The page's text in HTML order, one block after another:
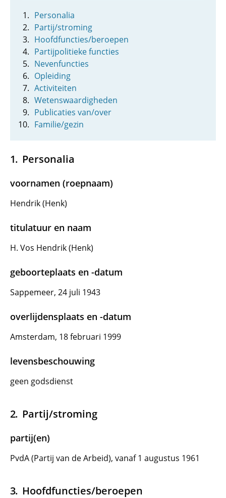
Personalia
Partij/stroming
Hoofdfuncties/beroepen
Partijpolitieke functies
Nevenfuncties
Opleiding
Activiteiten
Wetenswaardigheden
Publicaties van/over
Familie/gezin
Personalia
voornamen (roepnaam)
Hendrik (Henk)
titulatuur en naam
H. Vos Hendrik (Henk)
geboorteplaats en -datum
Sappemeer, 24 juli 1943
overlijdensplaats en -datum
Amsterdam, 18 februari 1999
levensbeschouwing
geen godsdienst
Partij/stroming
partij(en)
PvdA (Partij van de Arbeid), vanaf 1 augustus 1961
Hoofdfuncties/beroepen